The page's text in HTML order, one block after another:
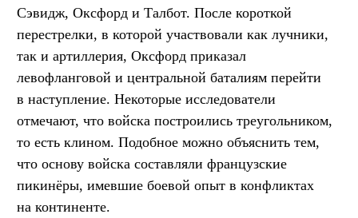
Сэвидж, Оксфорд и Талбот. После короткой
перестрелки, в которой участвовали как лучники,
так и артиллерия, Оксфорд приказал
левофланговой и центральной баталиям перейти
в наступление. Некоторые исследователи
отмечают, что войска построились треугольником,
то есть клином. Подобное можно объяснить тем,
что основу войска составляли французские
пикинёры, имевшие боевой опыт в конфликтах
на континенте.